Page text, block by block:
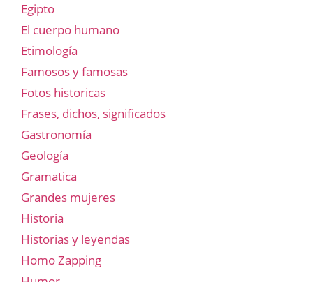
Egipto
El cuerpo humano
Etimología
Famosos y famosas
Fotos historicas
Frases, dichos, significados
Gastronomía
Geología
Gramatica
Grandes mujeres
Historia
Historias y leyendas
Homo Zapping